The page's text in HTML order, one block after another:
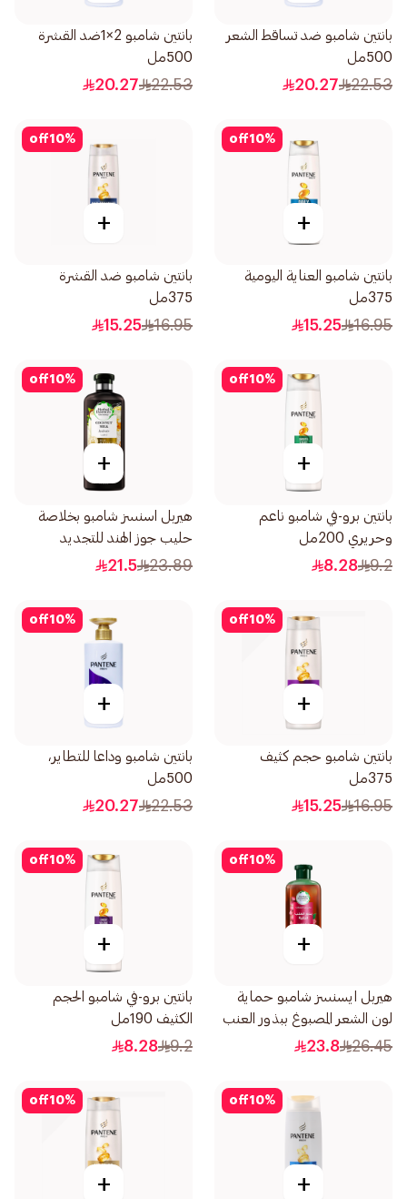
بانتين شامبو ضد تساقط الشعر
500مل
22.53
20.27
بانتين شامبو 2×1ضد القشرة
500مل
22.53
20.27
10%
off
+
بانتين شامبو العناية اليومية
375مل
16.95
15.25
10%
off
+
بانتين شامبو ضد القشرة
375مل
16.95
15.25
10%
off
+
بانتين برو-في شامبو ناعم
وحريري 200مل
9.2
8.28
10%
off
+
هيربل اسنسز شامبو بخلاصة
حليب جوز الهند للتجديد
والترطيب 400مل
23.89
21.5
10%
off
+
بانتين شامبو حجم كثيف
375مل
16.95
15.25
10%
off
+
بانتين شامبو وداعا للتطاير،
500مل
22.53
20.27
10%
off
+
هيربل ايسنسز شامبو حماية
لون الشعر المصبوغ ببذور العنب
400مل
26.45
23.8
10%
off
+
بانتين برو-في شامبو الحجم
الكثيف 190مل
9.2
8.28
10%
off
+
10%
off
+